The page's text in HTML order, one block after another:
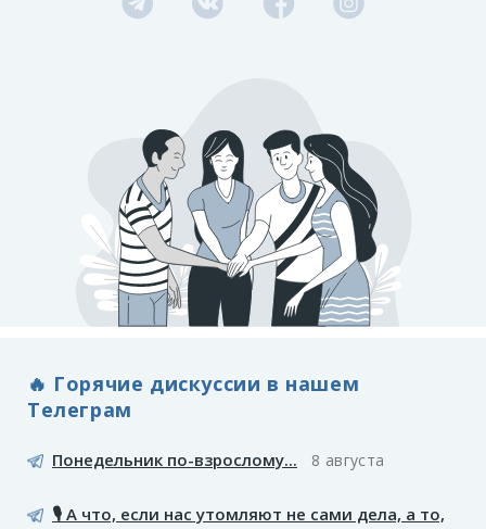
🔥 Горячие дискуссии в нашем
Телеграм
Понедельник по-взрослому... 8 августа
🎙️ А что, если нас утомляют не сами дела, а то,